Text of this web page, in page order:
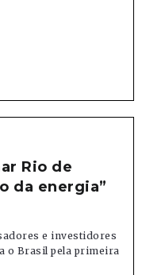
Rio de
da energia”
e investidores
o Brasil pela primeira